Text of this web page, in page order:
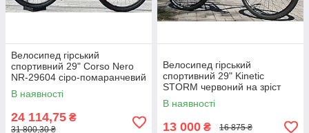
Велосипед гірський
спортивний 29" Corso Nero
NR-29604 сіро-помаранчевий
на зріст 172-180 см
В наявності
24 114,75 ₴
31 800,30 ₴
Велосипед гірський
спортивний 29" Kinetic
STORM червоний на зріст
175-185 см
В наявності
13 000 ₴ 16 875 ₴